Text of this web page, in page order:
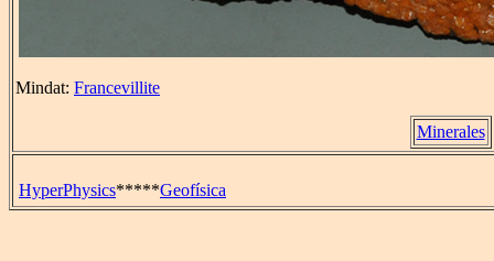
Mindat: Francevillite
Minerales
HyperPhysics*****Geofísica